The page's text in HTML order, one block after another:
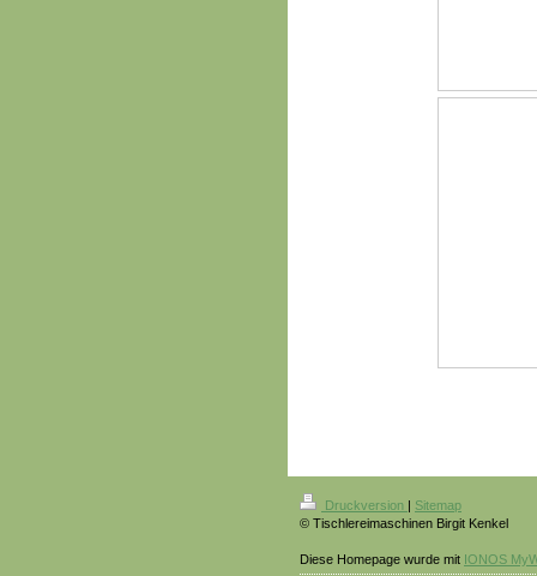
Druckversion | Sitemap
© Tischlereimaschinen Birgit Kenkel
Diese Homepage wurde mit IONOS